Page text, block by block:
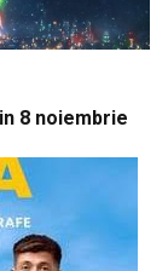
8 noiembrie